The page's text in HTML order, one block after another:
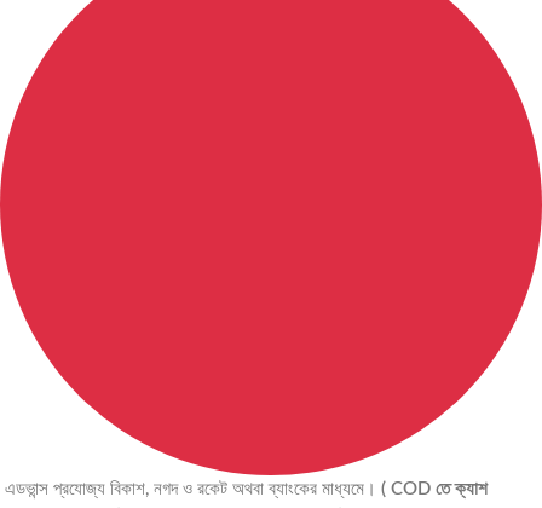
এডভান্স প্রযোজ্য বিকাশ, নগদ ও রকেট অথবা ব্যাংকের মাধ্যমে। ( COD তে ক্যাশ